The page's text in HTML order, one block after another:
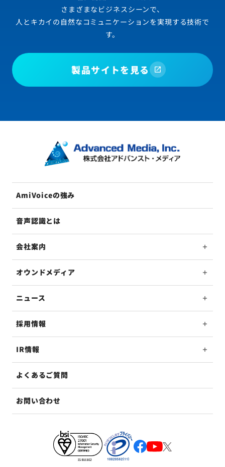
さまざまなビジネスシーンで、
人とキカイの自然なコミュニケーションを実現する技術で
す。
製品サイトを見る
AmiVoiceの強み
音声認識とは
会社案内
オウンドメディア
ニュース
採用情報
IR情報
よくあるご質問
お問い合わせ